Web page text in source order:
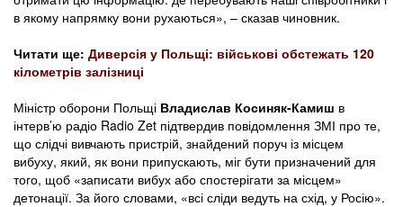
в якому напрямку вони рухаються», – сказав чиновник.
Читати ще: Диверсія у Польщі: військові обстежать 120
кілометрів залізниці
Міністр оборони Польщі Владислав Косиняк-Камиш в
інтерв’ю радіо Radio Zet підтвердив повідомлення ЗМІ про те,
що слідчі вивчають пристрій, знайдений поруч із місцем
вибуху, який, як вони припускають, міг бути призначений для
того, щоб «записати вибух або спостерігати за місцем»
детонації. За його словами, «всі сліди ведуть на схід, у Росію».